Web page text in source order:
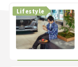
Lifestyle